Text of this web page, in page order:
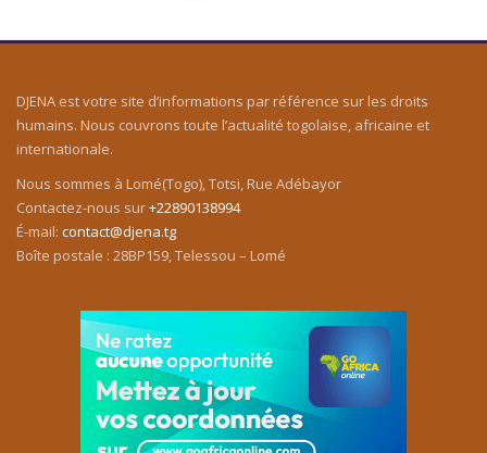
DJENA est votre site d’informations par référence sur les droits
humains. Nous couvrons toute l’actualité togolaise, africaine et
internationale.
Nous sommes à Lomé(Togo), Totsi, Rue Adébayor
Contactez-nous sur+22890138994
É-mail: contact@djena.tg
Boîte postale : 28BP159, Telessou – Lomé